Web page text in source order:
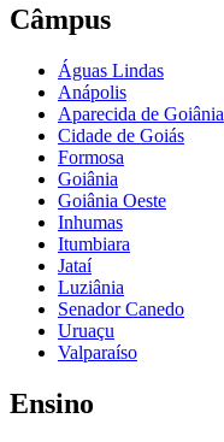
Câmpus
Águas Lindas
Anápolis
Aparecida de Goiânia
Cidade de Goiás
Formosa
Goiânia
Goiânia Oeste
Inhumas
Itumbiara
Jataí
Luziânia
Senador Canedo
Uruaçu
Valparaíso
Ensino